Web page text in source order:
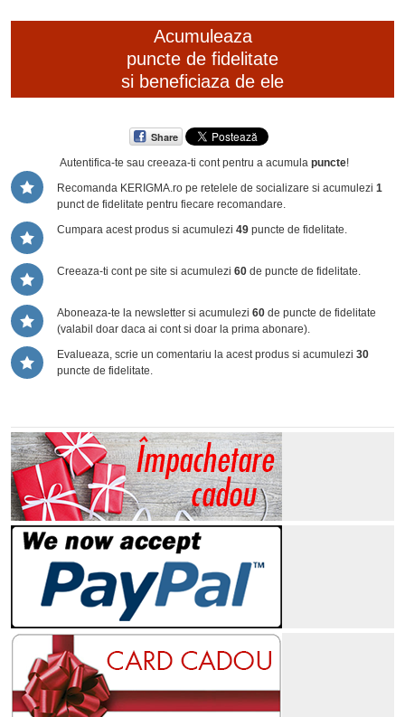
Acumuleaza
puncte de fidelitate
si beneficiaza de ele
Share
Autentifica-te sau creeaza-ti contpentru a acumula puncte!
Recomanda KERIGMA.ro pe retelele de socializare si acumulezi 1
punct de fidelitate pentru fiecare recomandare.
Cumpara acest produs si acumulezi 49 puncte de fidelitate.
Creeaza-ti cont pe site si acumulezi 60 de puncte de fidelitate.
Aboneaza-te la newsletter si acumulezi 60 de puncte de fidelitate
(valabil doar daca ai cont si doar la prima abonare).
Evalueaza, scrie un comentariu la acest produs si acumulezi 30
puncte de fidelitate.